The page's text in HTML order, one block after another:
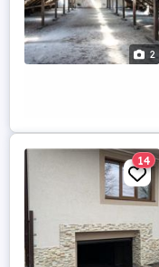
2
14